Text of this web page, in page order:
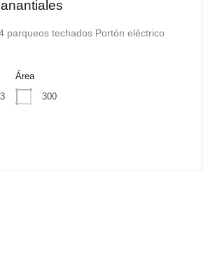
parqueos techados Portón eléctrico
3
Área
300